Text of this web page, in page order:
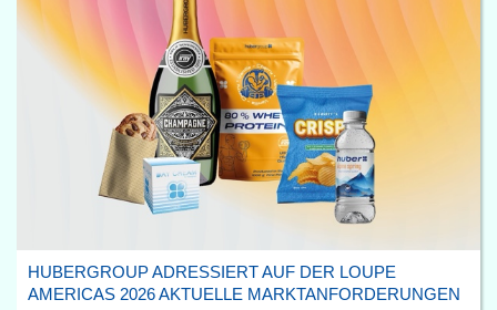
HUBERGROUP ADRESSIERT AUF DER LOUPE
AMERICAS 2026 AKTUELLE MARKTANFORDERUNGEN